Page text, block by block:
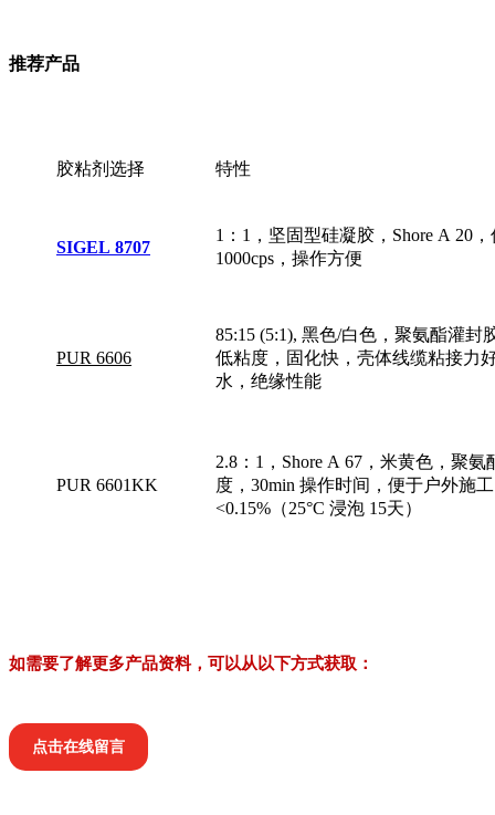
推荐产品
胶粘剂选择 特性
SIGEL 8707
1：1，坚固型硅凝胶，Shore A 20
1000cps，操作方便
PUR 6606
85:15 (5:1), 黑色/白色，聚氨酯灌封
低粘度，固化快，壳体线缆粘接力
水，绝缘性能
PUR 6601KK
2.8：1，Shore A 67，米黄色，聚
度，30min 操作时间，便于户外施
<0.15%（25°C 浸泡 15天）
如需要了解更多产品资料，可以从以下方式获取：
点击在线留言